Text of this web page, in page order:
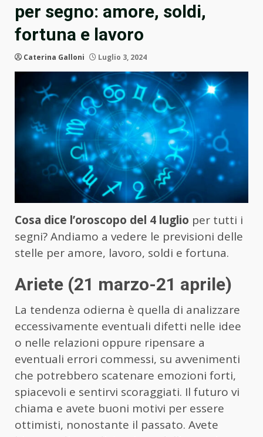
per segno: amore, soldi,
fortuna e lavoro
Caterina Galloni Luglio 3, 2024
Cosa dice l’oroscopo del 4 luglio per tutti i
segni? Andiamo a vedere le previsioni delle
stelle per amore, lavoro, soldi e fortuna.
Ariete (21 marzo-21 aprile)
La tendenza odierna è quella di analizzare
eccessivamente eventuali difetti nelle idee
o nelle relazioni oppure ripensare a
eventuali errori commessi, su avvenimenti
che potrebbero scatenare emozioni forti,
spiacevoli e sentirvi scoraggiati. Il futuro vi
chiama e avete buoni motivi per essere
ottimisti, nonostante il passato. Avete